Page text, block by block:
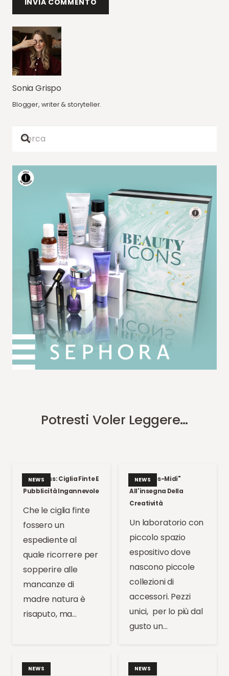
Sonia Grispo
Blogger, writer & storyteller.
Potresti Voler Leggere…
NEWS
Kate Moss: Ciglia Finte E
Pubblicità Ingannevole
Che le ciglia finte
fossero un
espediente al
quale ricorrere per
sopperire alle
mancanze di
madre natura è
risaputo, ma…
NEWS
Un "Apres-Midi"
All'insegna Della
Creatività
Un laboratorio con
piccolo spazio
espositivo dove
nascono piccole
collezioni di
accessori. Pezzi
unici, per lo più dal
gusto un…
NEWS NEWS